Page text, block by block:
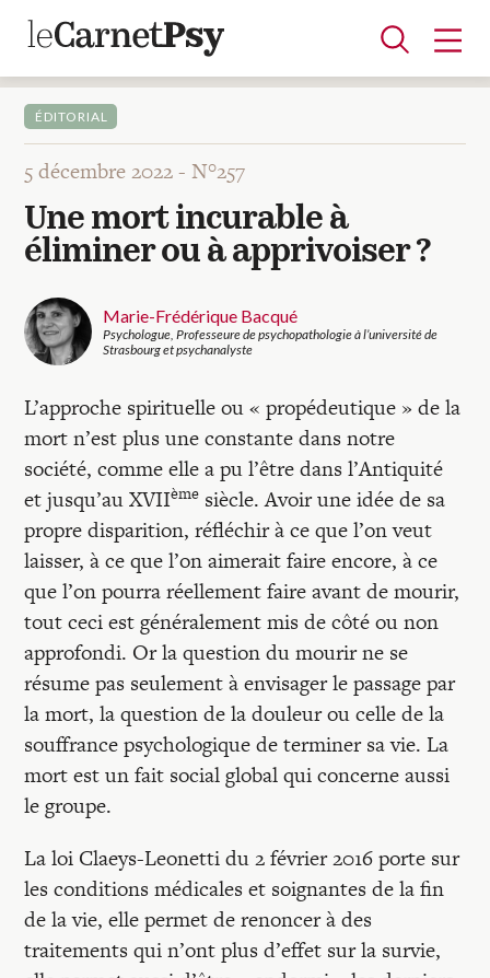
Articles
A la une
Adolescence
Dispositif
Enfance
Périnatalité
Psychanalyse
Psychopathologie
Soin
Dossiers
Auteurs
Blocs-notes
Recherches
Entretiens
Revues
Colloque
Mon panier
Mon compte
ÉDITORIAL
5 décembre 2022 -N°257
Une mort incurable à
éliminer ou à apprivoiser ?
Marie-Frédérique Bacqué
Psychologue, Professeure de psychopathologie à l’université de
Strasbourg et psychanalyste
L’approche spirituelle ou « propédeutique » de la
mort n’est plus une constante dans notre
société, comme elle a pu l’être dans l’Antiquité
et jusqu’au XVIIème siècle. Avoir une idée de sa
propre disparition, réfléchir à ce que l’on veut
laisser, à ce que l’on aimerait faire encore, à ce
que l’on pourra réellement faire avant de mourir,
tout ceci est généralement mis de côté ou non
approfondi. Or la question du mourir ne se
résume pas seulement à envisager le passage par
la mort, la question de la douleur ou celle de la
souffrance psychologique de terminer sa vie. La
mort est un fait social global qui concerne aussi
le groupe.
La loi Claeys-Leonetti du 2 février 2016 porte sur
les conditions médicales et soignantes de la fin
de la vie, elle permet de renoncer à des
traitements qui n’ont plus d’effet sur la survie,